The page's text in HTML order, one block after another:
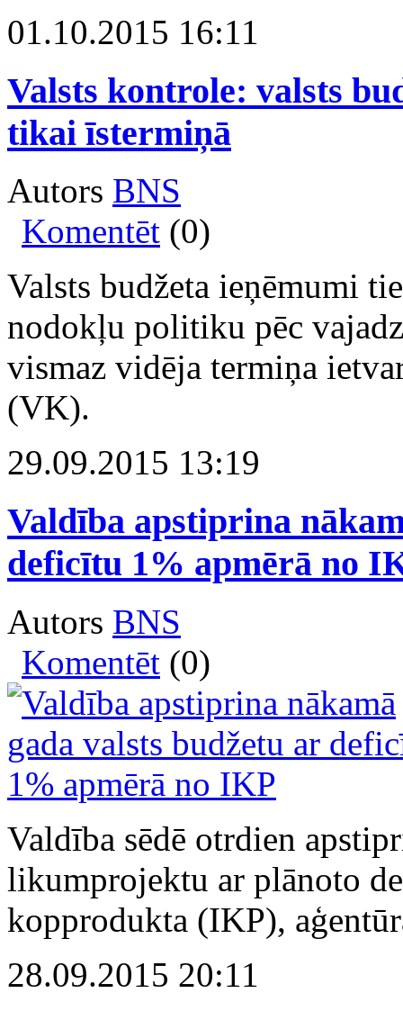
01.10.2015 16:11
Valsts kontrole: valsts
tikai īstermiņā
Autors BNS
Komentēt (0)
Valsts budžeta ieņēmumi
nodokļu politiku pēc
vismaz vidēja termiņa
(VK).
29.09.2015 13:19
Valdība apstiprina
deficītu 1% apmērā no
Autors BNS
Komentēt (0)
Valdība sēdē otrdien
likumprojektu ar plānoto
kopprodukta (IKP),
28.09.2015 20:11